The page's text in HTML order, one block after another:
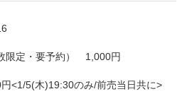
限定・要予約） 1,000円
<1/5(木)19:30のみ/前売当日共に>